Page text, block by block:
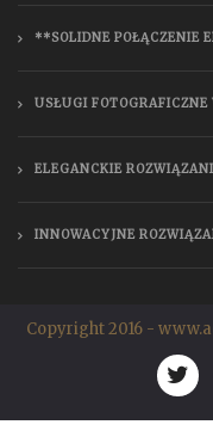
**SOLIDNE POŁĄCZENIE
USŁUGI
ELEGANCKIE
INNOWACYJNE
Copyright 2016 -